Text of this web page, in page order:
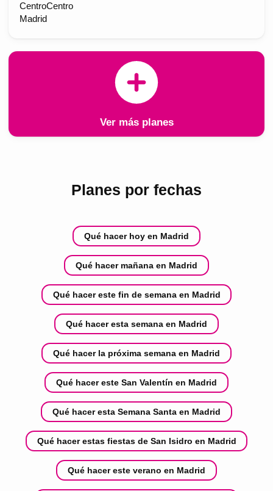
CentroCentro
Madrid
Ver más planes
Planes por fechas
Qué hacer hoy en Madrid
Qué hacer mañana en Madrid
Qué hacer este fin de semana en Madrid
Qué hacer esta semana en Madrid
Qué hacer la próxima semana en Madrid
Qué hacer este San Valentín en Madrid
Qué hacer esta Semana Santa en Madrid
Qué hacer estas fiestas de San Isidro en Madrid
Qué hacer este verano en Madrid